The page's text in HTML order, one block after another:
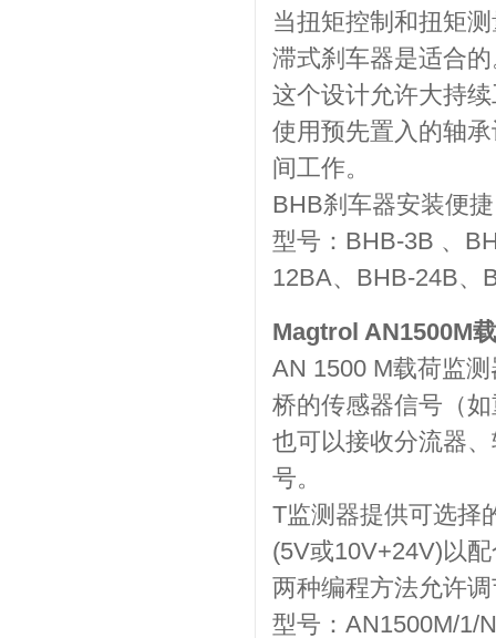
当扭矩控制和扭矩
滞式刹车器是适合
这个设计允许大持
使用预先置入的轴
间工作。
BHB刹车器安装便
型号：BHB-3B 、
12BA、BHB-24B、
Magtrol AN1500M
AN 1500 M载荷监
桥的传感器信号（
也可以接收分流器
号。
T监测器提供可选择
(5V或10V+24V)以
两种编程方法允许
型号：AN1500M/1/